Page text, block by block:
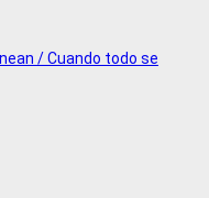
/ Cuando todo se